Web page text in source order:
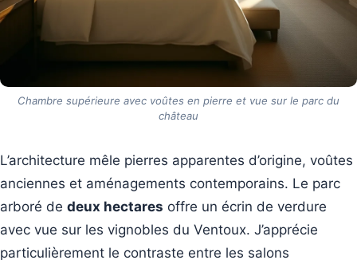
Chambre supérieure avec voûtes en pierre et vue sur le parc du
château
L’architecture mêle pierres apparentes d’origine, voûtes
anciennes et aménagements contemporains. Le parc
arboré de deux hectares offre un écrin de verdure
avec vue sur les vignobles du Ventoux. J’apprécie
particulièrement le contraste entre les salons